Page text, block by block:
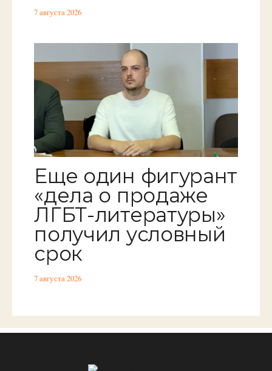
7 августа 2026
Еще один фигурант
«дела о продаже
ЛГБТ-литературы»
получил условный
срок
7 августа 2026